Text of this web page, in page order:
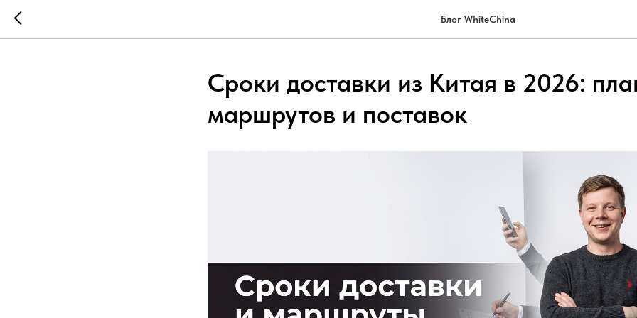
Блог WhiteChina
Сроки доставки из Китая в 2026:
маршрутов и поставок